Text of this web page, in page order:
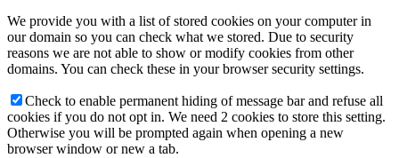
We provide you with a list of stored cookies on your computer in
our domain so you can check what we stored. Due to security
reasons we are not able to show or modify cookies from other
domains. You can check these in your browser security settings.
Check to enable permanent hiding of message bar and refuse all
cookies if you do not opt in. We need 2 cookies to store this setting.
Otherwise you will be prompted again when opening a new
browser window or new a tab.